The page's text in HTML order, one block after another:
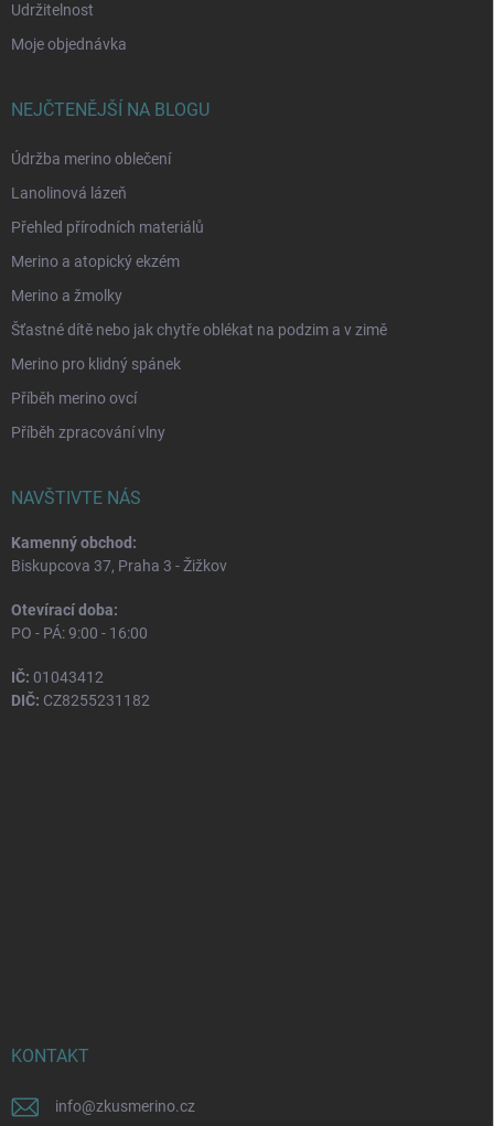
Udržitelnost
Moje objednávka
NEJČTENĚJŠÍ NA BLOGU
Údržba merino oblečení
Lanolinová lázeň
Přehled přírodních materiálů
Merino a atopický ekzém
Merino a žmolky
Šťastné dítě nebo jak chytře oblékat na podzim a v zimě
Merino pro klidný spánek
Příběh merino ovcí
Příběh zpracování vlny
NAVŠTIVTE NÁS
Kamenný obchod:
Biskupcova 37, Praha 3 - Žižkov
Otevírací doba:
PO - PÁ: 9:00 - 16:00
IČ: 01043412
DIČ: CZ8255231182
KONTAKT
info@zkusmerino.cz